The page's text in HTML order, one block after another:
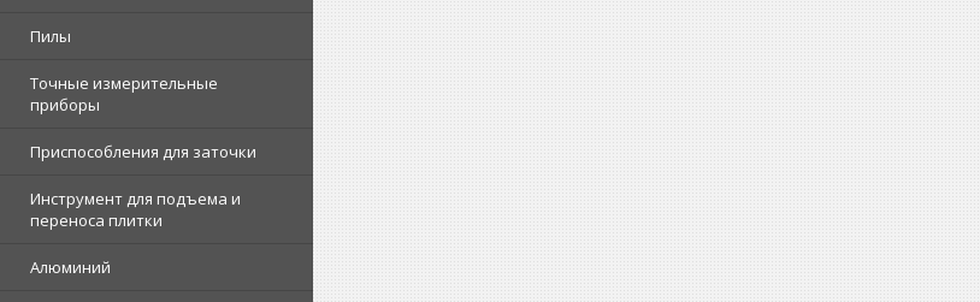
Пилы
Точные измерительные
приборы
Приспособления для заточки
Инструмент для подъема и
переноса плитки
Алюминий